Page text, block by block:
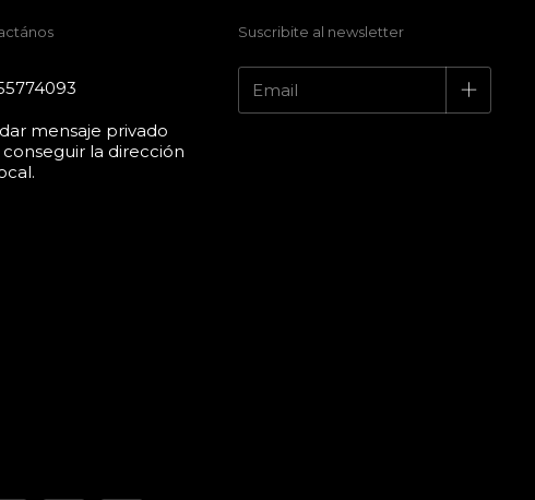
mensaje privado
conseguir la dirección
Suscribite al newsletter